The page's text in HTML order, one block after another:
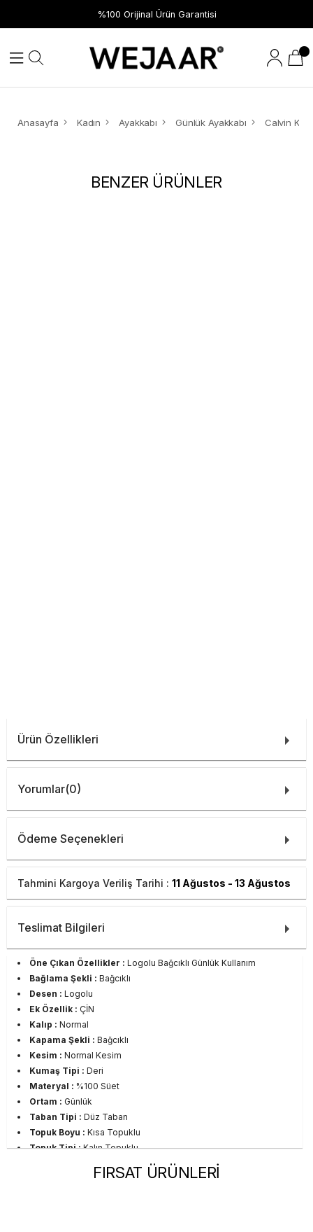
%100 Orijinal Ürün Garantisi
Anasayfa Kadın Ayakkabı Günlük Ayakkabı
BENZER ÜRÜNLER
Ürün Özellikleri
Yorumlar(0)
Ödeme Seçenekleri
Tahmini Kargoya Veriliş Tarihi : 11 Ağustos - 13 Ağustos
Teslimat Bilgileri
Öne Çıkan Özellikler : Logolu Bağcıklı Günlük Kullanım
Bağlama Şekli : Bağcıklı
Desen : Logolu
Ek Özellik : ÇİN
Kalıp : Normal
Kapama Şekli : Bağcıklı
Kesim : Normal Kesim
Kumaş Tipi : Deri
Materyal : %100 Süet
Ortam : Günlük
Taban Tipi : Düz Taban
Topuk Boyu : Kısa Topuklu
Topuk Tipi :Kalın Topuklu
Yetişkin
FIRSAT ÜRÜNLERİ